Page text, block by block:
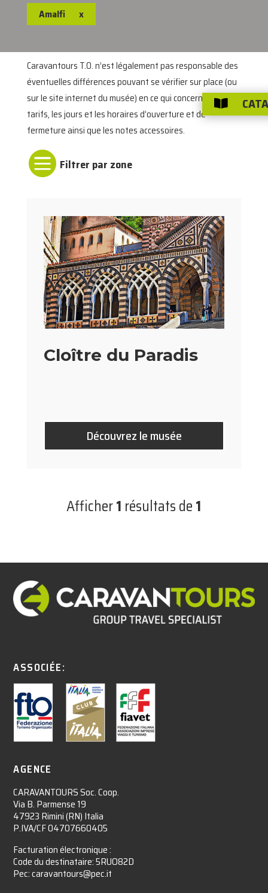
Amalfi x
Caravantours T.O. n’est légalement pas responsable des
éventuelles différences pouvant se vérifier sur place (ou
sur le site internet du musée) en ce qui concerne les
tarifs, les jours et les horaires d’ouverture et de
fermeture ainsi que les notes accessoires.

Cloître du Paradis
Découvrez le musée
Afficher1 résultats de1
ASSOCIÉE:
AGENCE
CARAVANTOURS Soc. Coop.
Via B. Parmense 19
47923 Rimini (RN) Italia
P.IVA/CF 04707660405
Facturation électronique :​
Code du destinataire: 5RUO82D
Pec: caravantours@pec.it
